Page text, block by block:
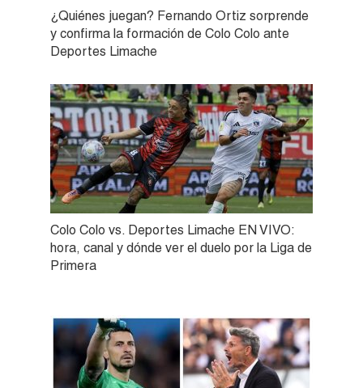
¿Quiénes juegan? Fernando Ortiz sorprende
y confirma la formación de Colo Colo ante
Deportes Limache
Colo Colo vs. Deportes Limache EN VIVO:
hora, canal y dónde ver el duelo por la Liga de
Primera